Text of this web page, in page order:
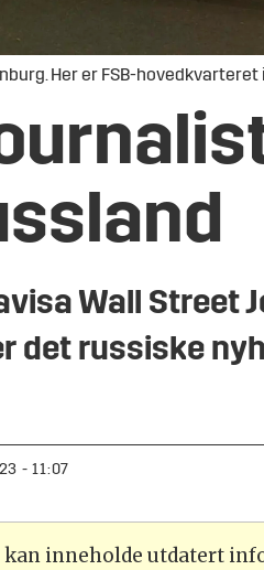
Her er FSB-hovedkvarteret
Wall Street
det russiske
- 11:07
inneholde utdatert